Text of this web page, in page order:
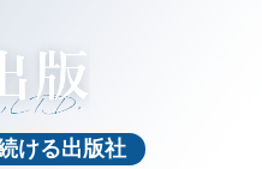
ける出版社